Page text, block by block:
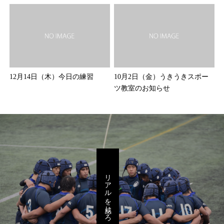
12月14日（木）今日の練習
10月2日（金）うきうきスポー
ツ教室のお知らせ
リアルを感じろ